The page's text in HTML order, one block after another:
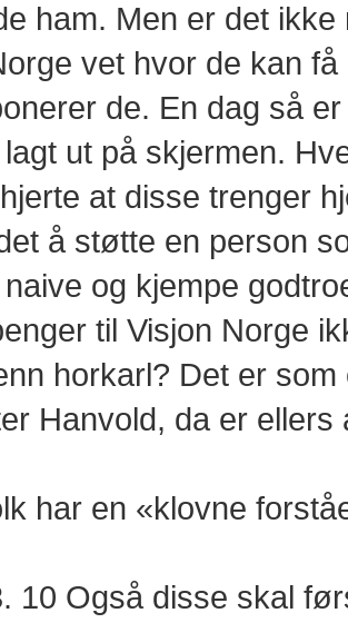
ham. Men er det
vet hvor de kan
de. En dag så
ut på skjermen.
at disse trenger
å støtte en person
og kjempe
til Visjon Norge
horkarl? Det er
Hanvold, da er ellers
har en «klovne
10 Også disse skal